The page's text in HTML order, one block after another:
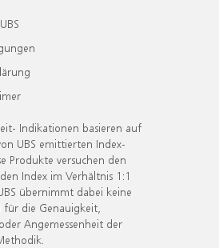
Indikationen basieren auf
UBS emittierten Index-
Produkte versuchen den
Index im Verhältnis 1:1
übernimmt dabei keine
für die Genauigkeit,
Angemessenheit der